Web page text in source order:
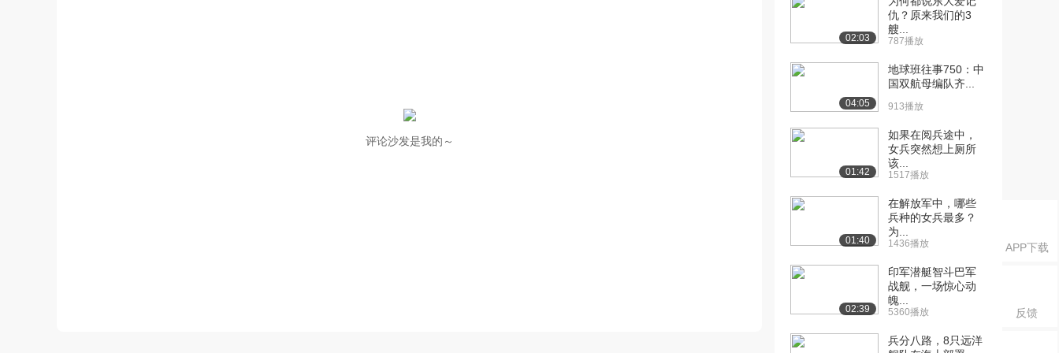
APP下载
反馈
评论沙发是我的～
02:03
仇？原来我们的3
艘...
787播放
04:05
地球班往事750：中
国双航母编队齐...
913播放
01:42
如果在阅兵途中，
女兵突然想上厕所
该...
1517播放
01:40
在解放军中，哪些
兵种的女兵最多？
为...
1436播放
02:39
印军潜艇智斗巴军
战舰，一场惊心动
魄...
5360播放
兵分八路，8只远洋